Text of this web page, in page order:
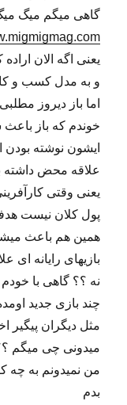
گاهی میگم میگ
یعنی اگه الان
و به مدل کسب و
اما باز دیروز
خوندم که باز
ایشون نوشته بودن
علاقه محض داشته
یعنی وقتی
پول کلان نیست
همین هم باعث
بازیهای رایانه ای
نه ؟؟ گاهی با خودم
چند بازی جدید
مثل دیگران پیگیر
میدونی چی میگم
من نمیدونم به چه
بدم